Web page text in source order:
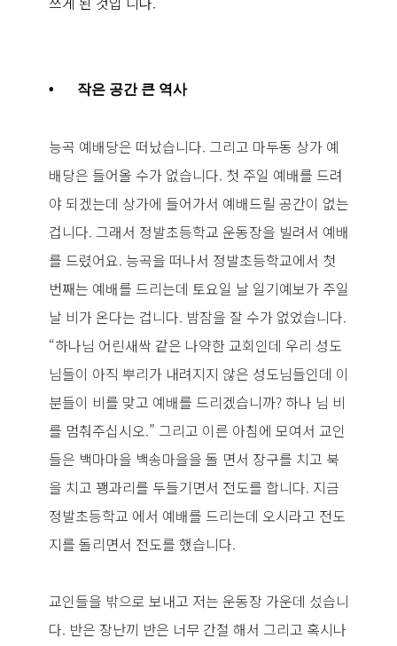
• 작은 공간 큰 역사
능곡 예배당은 떠났습니다. 그리고 마두동 상가 예
배당은 들어올 수가 없습니다. 첫 주일 예배를 드려
야 되겠는데 상가에 들어가서 예배드릴 공간이 없는
겁니다. 그래서 정발초등학교 운동장을 빌려서 예배
를 드렸어요. 능곡을 떠나서 정발초등학교에서 첫
번째는 예배를 드리는데 토요일 날 일기예보가 주일
날 비가 온다는 겁니다. 밤잠을 잘 수가 없었습니다.
“하나님 어린새싹 같은 나약한 교회인데 우리 성도
님들이 아직 뿌리가 내려지지 않은 성도님들인데 이
분들이 비를 맞고 예배를 드리겠습니까? 하나 님 비
를 멈춰주십시오.” 그리고 이른 아침에 모여서 교인
들은 백마마을 백송마을을 돌 면서 장구를 치고 북
을 치고 꽹과리를 두들기면서 전도를 합니다. 지금
정발초등학교 에서 예배를 드리는데 오시라고 전도
지를 돌리면서 전도를 했습니다.
교인들을 밖으로 보내고 저는 운동장 가운데 섰습니
다. 반은 장난끼 반은 너무 간절 해서 그리고 혹시나